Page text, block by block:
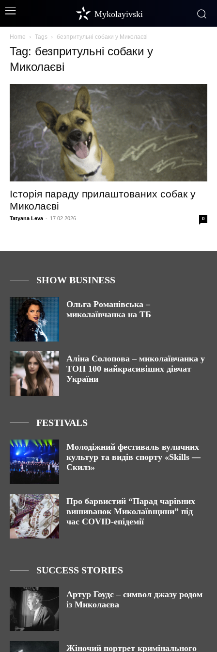
Mykolayivski
Home Tags безпритульні собаки у Миколаєві
Tag: безпритульні собаки у
Миколаєві
Історія параду прилаштованих собак у
Миколаєві
Tatyana Leva - 17.02.2026 0
SHOW BUSINESS
Ольга Романівська –
миколаївчанка на ТБ
Аліна Солопова – миколаївчанка у
ТОП 100 найкрасивіших дівчат
України
FESTIVALS
Молодіжний фестиваль вуличних
культур та видів спорту «Skills —
Скилз»
Про барвистий “Парад чарівних
вишиванок Миколаївщини” під
час COVID-епідемії
SUCCESS STORIES
Артур Гоудс – символ джазу родом
із Миколаєва
Жіночий портрет кримінального